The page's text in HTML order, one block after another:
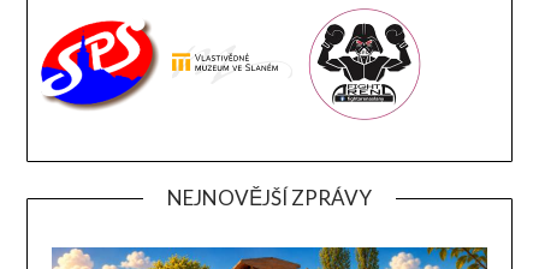
NEJNOVĚJŠÍ ZPRÁVY